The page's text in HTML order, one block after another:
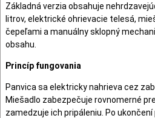
Základná verzia obsahuje
litrov, elektrické ohrievacie telesá,
čepeľami a manuálny sklopný
obsahu.
Princíp fungovania
Panvica sa elektricky nahrieva cez
Miešadlo zabezpečuje rovnomerné
zamedzuje ich pripáleniu. Po